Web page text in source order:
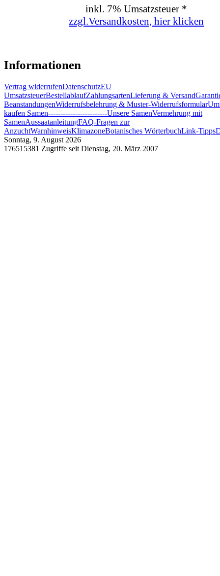
inkl. 7% Umsatzsteuer *
zzgl.Versandkosten, hier klicken
Informationen
Vertrag widerrufenDatenschutzEU
UmsatzsteuerBestellablaufZahlungsartenLieferung & Versand
BeanstandungenWiderrufsbelehrung & Muster-Widerrufsformular
kaufen Samen------------------------Unsere SamenVermehrung mit
SamenAussaatanleitungFAQ-Fragen zur
AnzuchtWarnhinweisKlimazoneBotanisches WörterbuchLink-Tipps
Sonntag, 9. August 2026
176515381 Zugriffe seit Dienstag, 20. März 2007